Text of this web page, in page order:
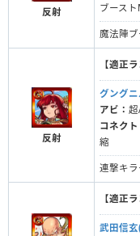
反射
ブースト
魔法陣ブ
反射
【適正ラ
グング
アビ：
コネクト
縮
連撃キラ
【適正ラ
武田信